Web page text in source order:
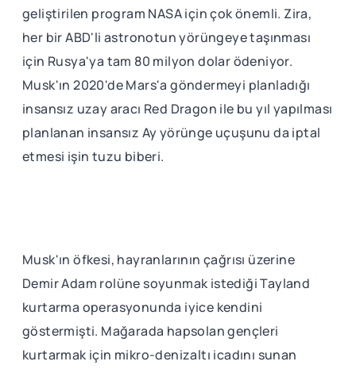
geliştirilen program NASA için çok önemli. Zira,
her bir ABD'li astronotun yörüngeye taşınması
için Rusya'ya tam 80 milyon dolar ödeniyor.
Musk'ın 2020'de Mars'a göndermeyi planladığı
insansız uzay aracı Red Dragon ile bu yıl yapılması
planlanan insansız Ay yörünge uçuşunu da iptal
etmesi işin tuzu biberi.
Musk'ın öfkesi, hayranlarının çağrısı üzerine
Demir Adam rolüne soyunmak istediği Tayland
kurtarma operasyonunda iyice kendini
göstermişti. Mağarada hapsolan gençleri
kurtarmak için mikro-denizaltı icadını sunan